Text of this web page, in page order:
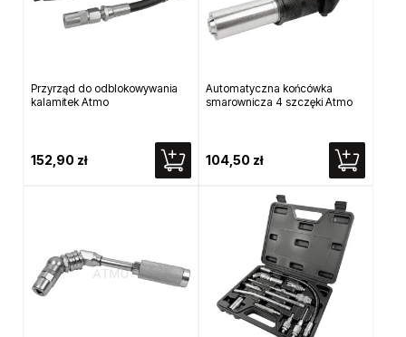
Przyrząd do odblokowywania
kalamitek Atmo
152,90 zł
Automatyczna końcówka
smarownicza 4 szczęki Atmo
104,50 zł